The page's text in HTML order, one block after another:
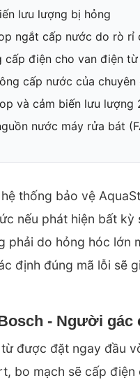
lưu lượng bị hỏng
ngắt cấp nước do rò rỉ
cấp điện cho van điện từ
cấp nước của chuyên
và cảm biến lưu lượng
nước máy rửa bát
thống bảo vệ
nếu phát hiện bất
phải do hỏng hóc lớn
định đúng mã lỗi sẽ
- Người gác
được đặt ngay đầu
bo mạch sẽ cấp